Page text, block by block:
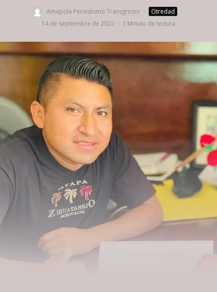
Amapola Periodismo Transgresor · Otredad
·
14 de septiembre de 2022 · 1 Minuto de lectura